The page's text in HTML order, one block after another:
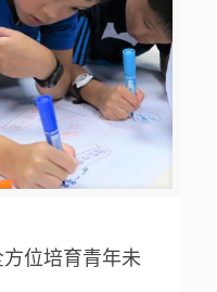
位培育青年未